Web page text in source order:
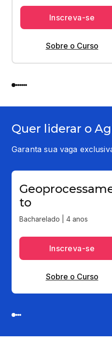
Inscreva-se
Sobre o Curso
Quer liderar o
Garanta sua vaga
to
Bacharelado | 4 anos
Inscreva-se
Sobre o Curso